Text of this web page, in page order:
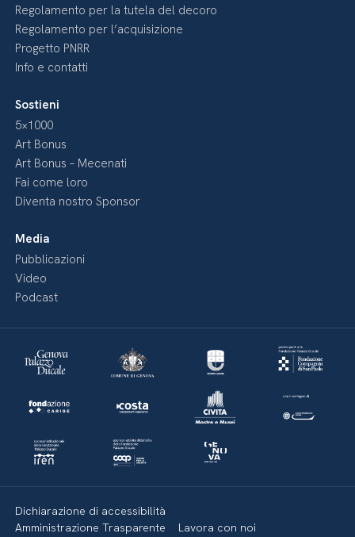
Regolamento per la tutela del decoro
Regolamento per l’acquisizione
Progetto PNRR
Info e contatti
Sostieni
5×1000
Art Bonus
Art Bonus – Mecenati
Fai come loro
Diventa nostro Sponsor
Media
Pubblicazioni
Video
Podcast
Dichiarazione di accessibilità
Amministrazione Trasparente
Lavora con noi